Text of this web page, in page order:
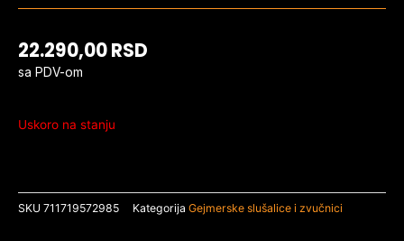
22.290,00RSD
sa PDV-om
Uskoro na stanju
SKU 711719572985 Kategorija Gejmerske slušalice i zvučnici